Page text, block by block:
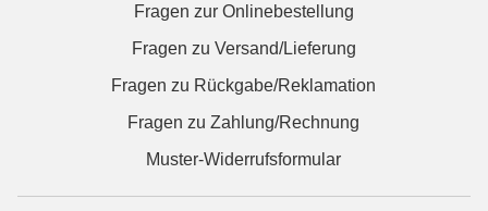
Fragen zur Onlinebestellung
Fragen zu Versand/Lieferung
Fragen zu Rückgabe/Reklamation
Fragen zu Zahlung/Rechnung
Muster-Widerrufsformular